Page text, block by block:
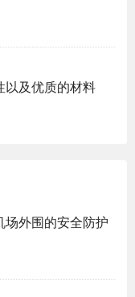
以及优质的材料
外围的安全防护